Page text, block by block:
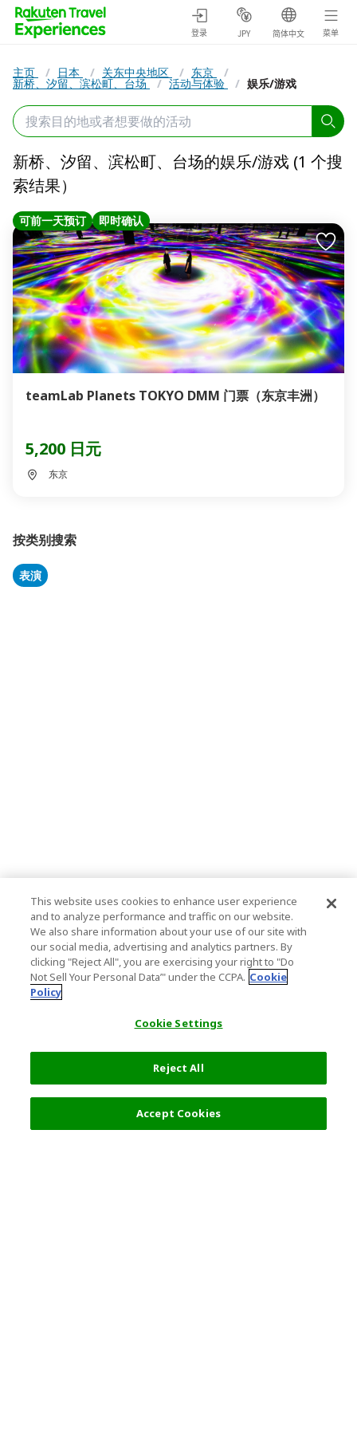
登录 JPY 简体中文 菜单
主页 / 日本 / 关东中央地区 / 东京 /
新桥、汐留、滨松町、台场 / 活动与体验 / 娱乐/游戏
新桥、汐留、滨松町、台场的娱乐/游戏 (1 个搜
索结果）
可前一天预订 即时确认
teamLab Planets TOKYO DMM 门票（东京丰洲）
5,200 日元
东京
按类别搜索
表演
This website uses cookies to enhance user experience
and to analyze performance and traffic on our website.
We also share information about your use of our site with
our social media, advertising and analytics partners. By
clicking "Reject All", you are exercising your right to "Do
Not Sell Your Personal Data’" under the CCPA. Cookie
Policy
Cookie Settings
Reject All
Accept Cookies